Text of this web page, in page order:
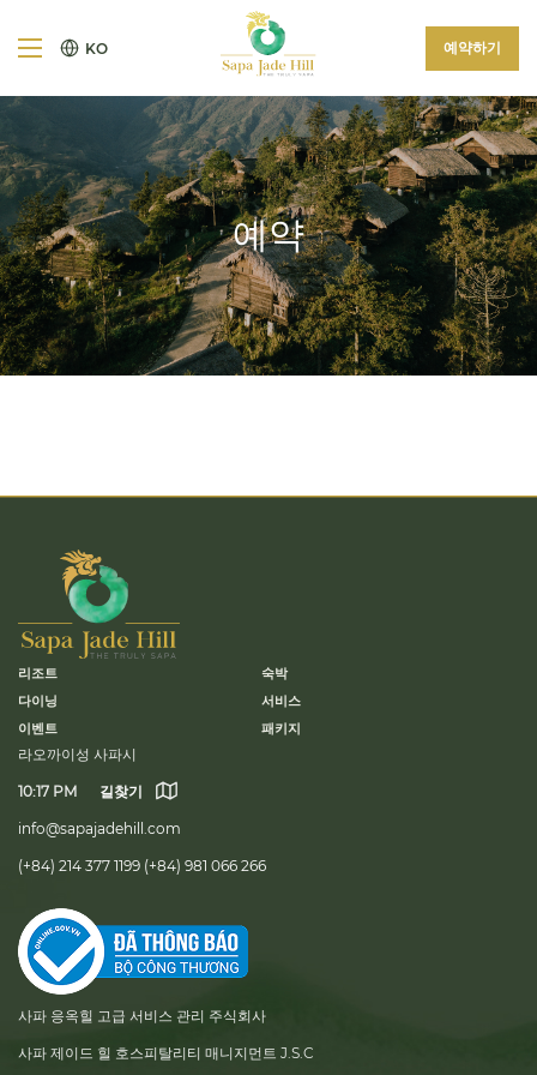
KO 예약하기
예약
리조트
숙박
다이닝
서비스
이벤트
패키지
라오까이성 사파시
10:17 PM 길찾기
info@sapajadehill.com
(+84) 214 377 1199 (+84) 981 066 266
사파 응옥힐 고급 서비스 관리 주식회사
사파 제이드 힐 호스피탈리티 매니지먼트 J.S.C